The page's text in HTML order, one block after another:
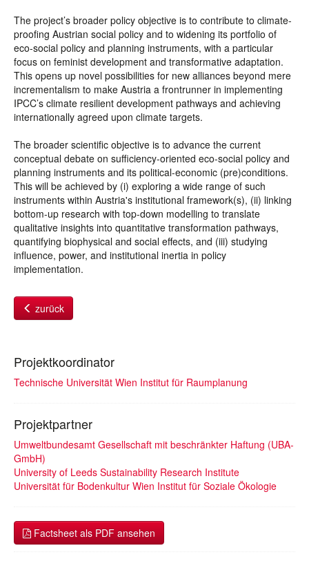
The project’s broader policy objective is to contribute to climate-
proofing Austrian social policy and to widening its portfolio of
eco-social policy and planning instruments, with a particular
focus on feminist development and transformative adaptation.
This opens up novel possibilities for new alliances beyond mere
incrementalism to make Austria a frontrunner in implementing
IPCC’s climate resilient development pathways and achieving
internationally agreed upon climate targets.
The broader scientific objective is to advance the current
conceptual debate on sufficiency-oriented eco-social policy and
planning instruments and its political-economic (pre)conditions.
This will be achieved by (i) exploring a wide range of such
instruments within Austria's institutional framework(s), (ii) linking
bottom-up research with top-down modelling to translate
qualitative insights into quantitative transformation pathways,
quantifying biophysical and social effects, and (iii) studying
influence, power, and institutional inertia in policy
implementation.
zurück
Projektkoordinator
Technische Universität Wien Institut für Raumplanung
Projektpartner
Umweltbundesamt Gesellschaft mit beschränkter Haftung (UBA-
GmbH)
University of Leeds Sustainability Research Institute
Universität für Bodenkultur Wien Institut für Soziale Ökologie
Factsheet als PDF ansehen